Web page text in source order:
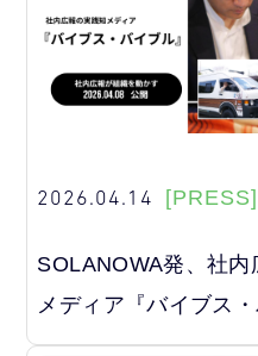
2026.04.14 [PRESS]
SOLANOWA発、社
メディア『バイブス